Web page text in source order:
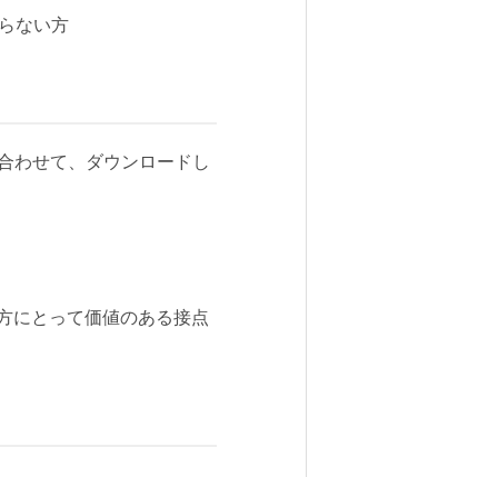
ない方
わせて、ダウンロードし
にとって価値のある接点